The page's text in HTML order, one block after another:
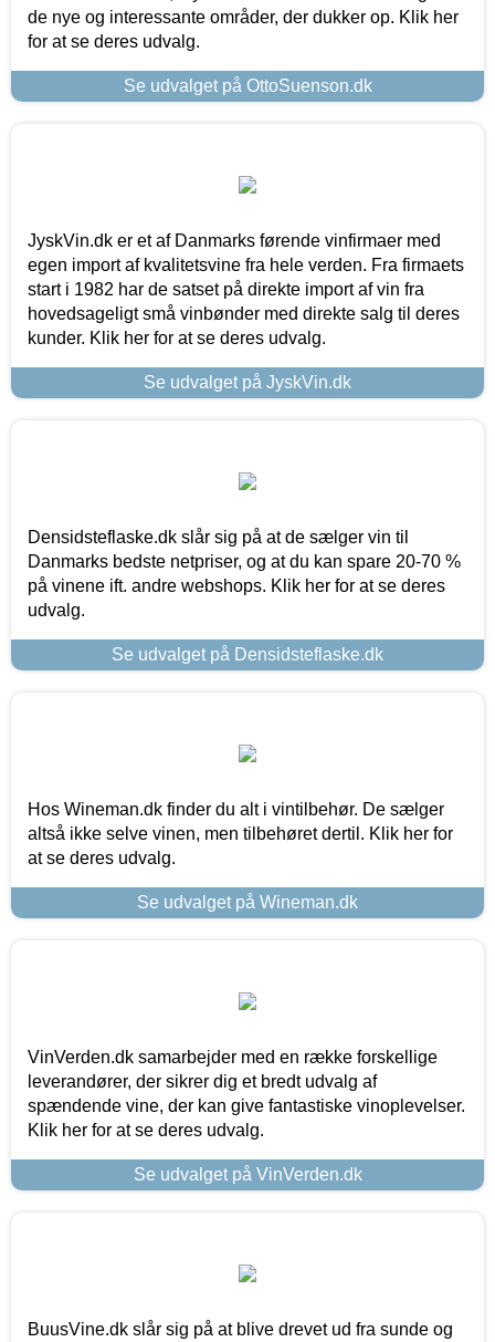
de nye og interessante områder, der dukker op. Klik her
for at se deres udvalg.
Se udvalget på OttoSuenson.dk
JyskVin.dk er et af Danmarks førende vinfirmaer med
egen import af kvalitetsvine fra hele verden. Fra firmaets
start i 1982 har de satset på direkte import af vin fra
hovedsageligt små vinbønder med direkte salg til deres
kunder. Klik her for at se deres udvalg.
Se udvalget på JyskVin.dk
Densidsteflaske.dk slår sig på at de sælger vin til
Danmarks bedste netpriser, og at du kan spare 20-70 %
på vinene ift. andre webshops. Klik her for at se deres
udvalg.
Se udvalget på Densidsteflaske.dk
Hos Wineman.dk finder du alt i vintilbehør. De sælger
altså ikke selve vinen, men tilbehøret dertil. Klik her for
at se deres udvalg.
Se udvalget på Wineman.dk
VinVerden.dk samarbejder med en række forskellige
leverandører, der sikrer dig et bredt udvalg af
spændende vine, der kan give fantastiske vinoplevelser.
Klik her for at se deres udvalg.
Se udvalget på VinVerden.dk
BuusVine.dk slår sig på at blive drevet ud fra sunde og